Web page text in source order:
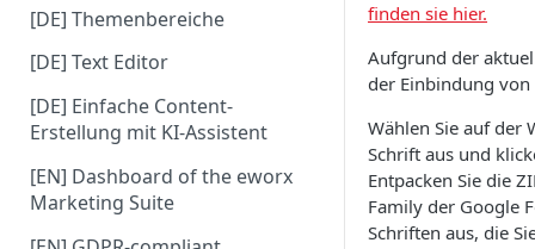
[DE] Themenbereiche
[DE] Text Editor
[DE] Einfache Content-
Erstellung mit KI-Assistent
[EN] Dashboard of the eworx
Marketing Suite
finden sie hier.
Aufgrund der
der Einbindung
Wählen Sie auf der
Schrift aus und
Entpacken Sie die
Family der Google
Schriften aus, die